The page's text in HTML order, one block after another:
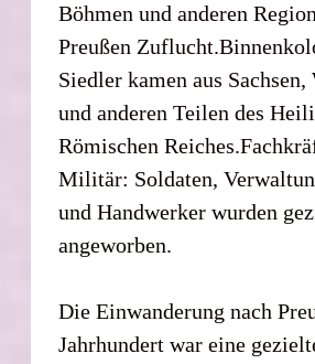
Böhmen und anderen
Preußen
Siedler kamen aus
und anderen Teilen des
Römischen
Militär: Soldaten,
und Handwerker wurden
angeworben.
Die Einwanderung nach
Jahrhundert war eine